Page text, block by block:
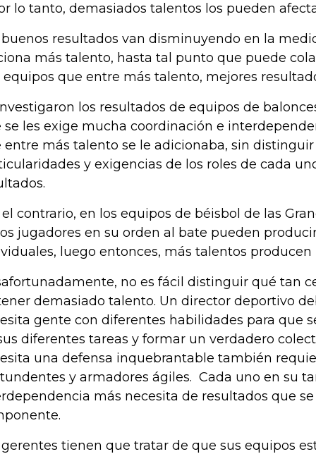
lo tanto, demasiados talentos los pueden
buenos resultados van disminuyendo en la
más talento, hasta tal punto que puede
equipos que entre más talento, mejores
los resultados de equipos de
se les exige mucha coordinación e
entre más talento se le adicionaba, sin distinguir
y exigencias de los roles de cada
contrario, en los equipos de béisbol de las
jugadores en su orden al bate pueden
luego entonces, más talentos producen
no es fácil distinguir qué tan
demasiado talento. Un director deportivo
gente con diferentes habilidades para que
diferentes tareas y formar un verdadero
una defensa inquebrantable también
y armadores ágiles. Cada uno en su
más necesita de resultados que
gerentes tienen que tratar de que sus equipos